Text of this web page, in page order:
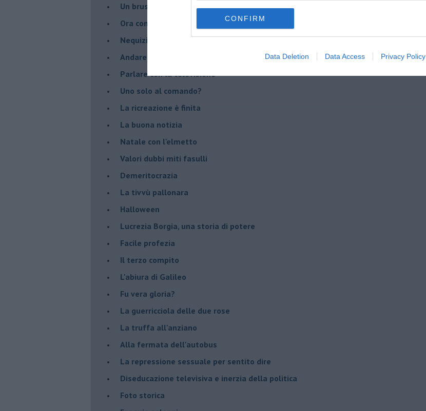
CONFIRM
Data Deletion Data Access Privacy Policy
Un brusco risveglio
Ora come allora
Nequizia
Andare oltre lo specchio
Parlare con la televisione
Uno solo al comando?
La ricreazione è finita
La buona notizia
Natale con l'elmetto
Valori dubbi miti fasulli
Demeritocrazia
La tivvù pallonara
Halloween
​Lucrezia Borgia, una storia di potere
Facile profezia
Il terzo compito
L'abiura di Galileo
Fu vera gloria?
La guerricciola delle due rose
La truffa all'anziano
Alla fermata dell'autobus
La repressione sessuale per sentito dire
Diseducazione televisiva e inerzia della politica
Foto storica